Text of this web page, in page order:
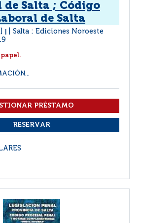
de Salta ; Código
de Salta
Salta : Ediciones Noroeste